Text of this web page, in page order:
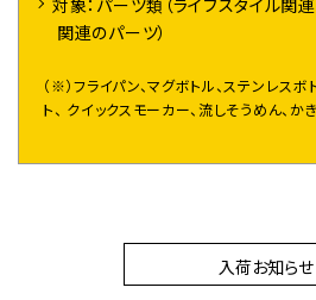
対象：パーツ類（ライフスタイル関
関連のパーツ）
（※）フライパン、マグボトル、ステンレスボ
ト、 クイックスモーカー、流しそうめん、か
入荷お知らせ